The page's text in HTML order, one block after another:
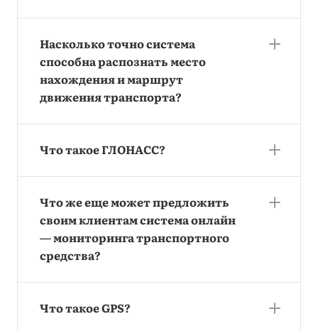
Насколько точно система
способна распознать место
нахождения и маршрут
движения транспорта?
Что такое ГЛОНАСС?
Что же еще может предложить
своим клиентам система онлайн
— мониторинга транспортного
средства?
Что такое GPS?